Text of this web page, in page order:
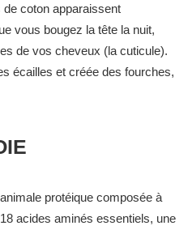
coton apparaissent
vous bougez la tête la nuit,
de vos cheveux (la cuticule).
écailles et créée des fourches,
protéique composée à
acides aminés essentiels, une